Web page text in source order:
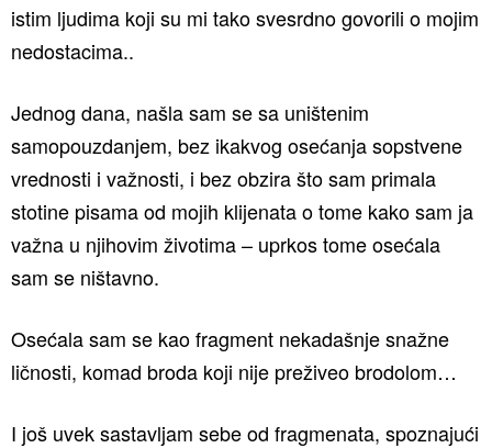
istim ljudima koji su mi tako svesrdno govorili o mojim
nedostacima..
Jednog dana, našla sam se sa uništenim
samopouzdanjem, bez ikakvog osećanja sopstvene
vrednosti i važnosti, i bez obzira što sam primala
stotine pisama od mojih klijenata o tome kako sam ja
važna u njihovim životima – uprkos tome osećala
sam se ništavno.
Osećala sam se kao fragment nekadašnje snažne
ličnosti, komad broda koji nije preživeo brodolom…
I još uvek sastavljam sebe od fragmenata, spoznajući